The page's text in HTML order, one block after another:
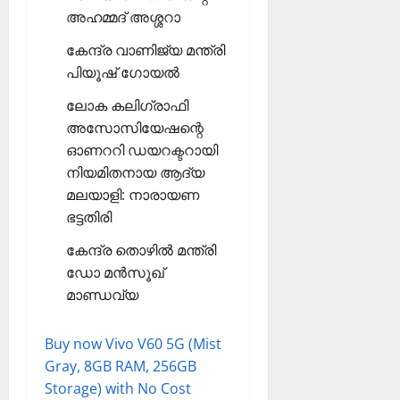
അഹമ്മദ് അശ്ശറാ
കേന്ദ്ര വാണിജ്യ മന്ത്രി
പിയൂഷ് ഗോയല്‍
ലോക കലിഗ്രാഫി
അസോസിയേഷന്റെ
ഓണററി ഡയറക്ടറായി
നിയമിതനായ ആദ്യ
മലയാളി: നാരായണ
ഭട്ടതിരി
കേന്ദ്ര തൊഴില്‍ മന്ത്രി
ഡോ മന്‍സൂഖ്
മാണ്ഡവ്യ
Buy now Vivo V60 5G (Mist
Gray, 8GB RAM, 256GB
Storage) with No Cost